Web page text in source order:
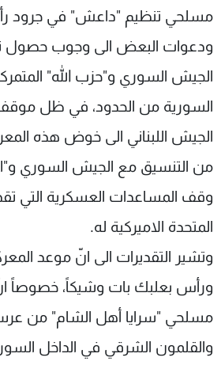
مسلحي تنظيم "داعش" في جرود
ودعوات البعض الى وجوب حصول
الجيش السوري و"حزب الله"
السورية من الحدود، في ظل موقف
الجيش اللبناني الى خوض هذه
من التنسيق مع الجيش السوري
وقف المساعدات العسكرية التي
المتحدة الاميركية له.
وتشير التقديرات الى انّ موعد
ورأس بعلبك بات وشيكاً، خصوصاً
مسلحي "سرايا أهل الشام" من
والقلمون الشرقي في الداخل